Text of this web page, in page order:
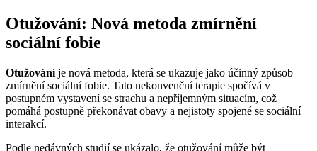
Otužování: Nová metoda zmírnění
sociální fobie
Otužováníje nová metoda, která se ukazuje jako účinný způsob
zmírnění sociální fobie. Tato nekonvenční terapie spočívá v
postupném vystavení se strachu a nepříjemným situacím, což
pomáhá postupně překonávat obavy a nejistoty spojené se sociální
interakcí.
Podle nedávných studií se ukázalo, že otužování může být